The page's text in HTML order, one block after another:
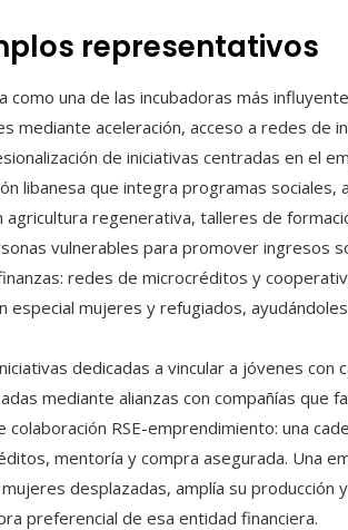
representativos
como una de las incubadoras más
mediante aceleración, acceso a redes de
de iniciativas centradas en el
libanesa que integra programas
agricultura regenerativa, talleres de
vulnerables para promover ingresos
redes de microcréditos y
especial mujeres y refugiados,
dedicadas a vincular a jóvenes con
mediante alianzas con compañías que
RSE-emprendimiento: una
mentoría y compra asegurada. Una
desplazadas, amplía su producción
preferencial de esa entidad financiera.